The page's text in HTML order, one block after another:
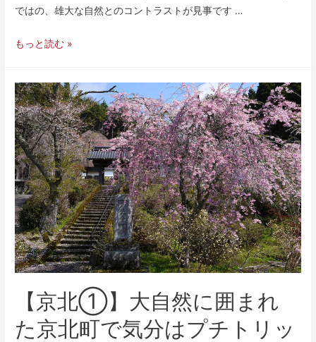
ではの、雄大な自然とのコントラストが見事です …
もっと読む »
【京北①】大自然に囲まれ
た京北町で気分はプチトリッ